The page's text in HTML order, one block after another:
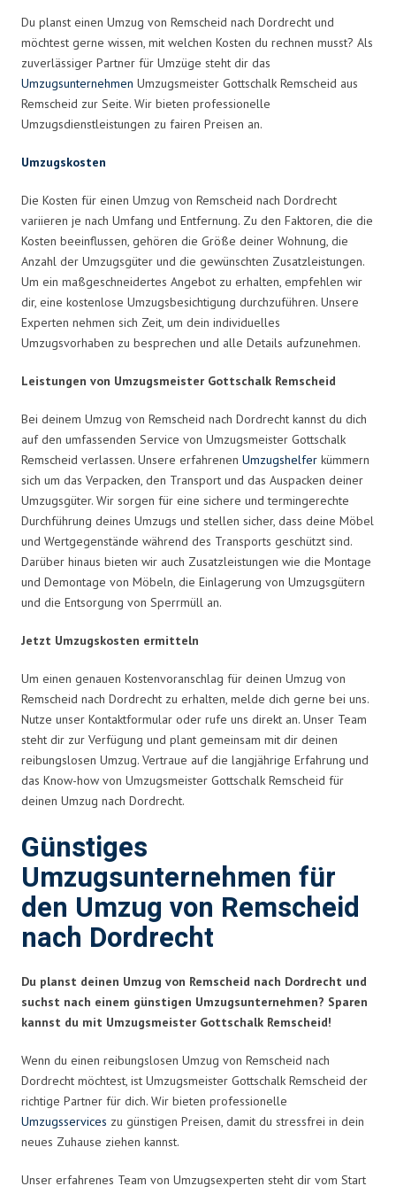
Du planst einen Umzug von Remscheid nach Dordrecht und
möchtest gerne wissen, mit welchen Kosten du rechnen musst? Als
zuverlässiger Partner für Umzüge steht dir das
Umzugsunternehmen Umzugsmeister Gottschalk Remscheid aus
Remscheid zur Seite. Wir bieten professionelle
Umzugsdienstleistungen zu fairen Preisen an.
Umzugskosten
Die Kosten für einen Umzug von Remscheid nach Dordrecht
variieren je nach Umfang und Entfernung. Zu den Faktoren, die die
Kosten beeinflussen, gehören die Größe deiner Wohnung, die
Anzahl der Umzugsgüter und die gewünschten Zusatzleistungen.
Um ein maßgeschneidertes Angebot zu erhalten, empfehlen wir
dir, eine kostenlose Umzugsbesichtigung durchzuführen. Unsere
Experten nehmen sich Zeit, um dein individuelles
Umzugsvorhaben zu besprechen und alle Details aufzunehmen.
Leistungen von Umzugsmeister Gottschalk Remscheid
Bei deinem Umzug von Remscheid nach Dordrecht kannst du dich
auf den umfassenden Service von Umzugsmeister Gottschalk
Remscheid verlassen. Unsere erfahrenen Umzugshelfer kümmern
sich um das Verpacken, den Transport und das Auspacken deiner
Umzugsgüter. Wir sorgen für eine sichere und termingerechte
Durchführung deines Umzugs und stellen sicher, dass deine Möbel
und Wertgegenstände während des Transports geschützt sind.
Darüber hinaus bieten wir auch Zusatzleistungen wie die Montage
und Demontage von Möbeln, die Einlagerung von Umzugsgütern
und die Entsorgung von Sperrmüll an.
Jetzt Umzugskosten ermitteln
Um einen genauen Kostenvoranschlag für deinen Umzug von
Remscheid nach Dordrecht zu erhalten, melde dich gerne bei uns.
Nutze unser Kontaktformular oder rufe uns direkt an. Unser Team
steht dir zur Verfügung und plant gemeinsam mit dir deinen
reibungslosen Umzug. Vertraue auf die langjährige Erfahrung und
das Know-how von Umzugsmeister Gottschalk Remscheid für
deinen Umzug nach Dordrecht.
Günstiges
Umzugsunternehmen für
den Umzug von Remscheid
nach Dordrecht
Du planst deinen Umzug von Remscheid nach Dordrecht und
suchst nach einem günstigen Umzugsunternehmen? Sparen
kannst du mit Umzugsmeister Gottschalk Remscheid!
Wenn du einen reibungslosen Umzug von Remscheid nach
Dordrecht möchtest, ist Umzugsmeister Gottschalk Remscheid der
richtige Partner für dich. Wir bieten professionelle
Umzugsservices zu günstigen Preisen, damit du stressfrei in dein
neues Zuhause ziehen kannst.
Unser erfahrenes Team von Umzugsexperten steht dir vom Start